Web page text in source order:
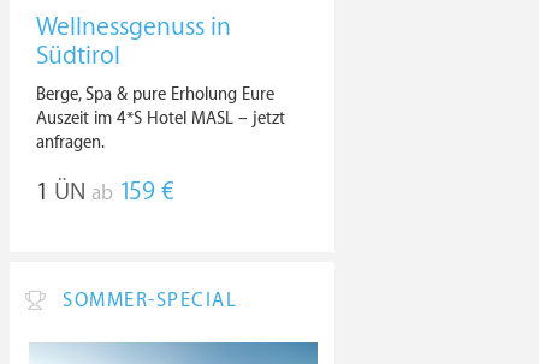
Wellnessgenuss in
Südtirol
Berge, Spa & pure Erholung Eure
Auszeit im 4*S Hotel MASL – jetzt
anfragen.
1 ÜN ab 159 €
SOMMER-SPECIAL